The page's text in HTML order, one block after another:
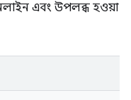
এবং উপলব্ধ হওয়া